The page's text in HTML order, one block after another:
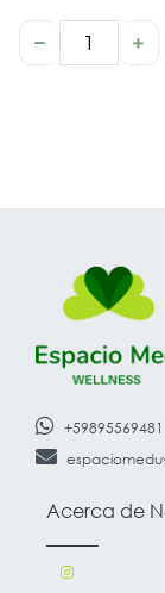
+59895569481
Acerca de